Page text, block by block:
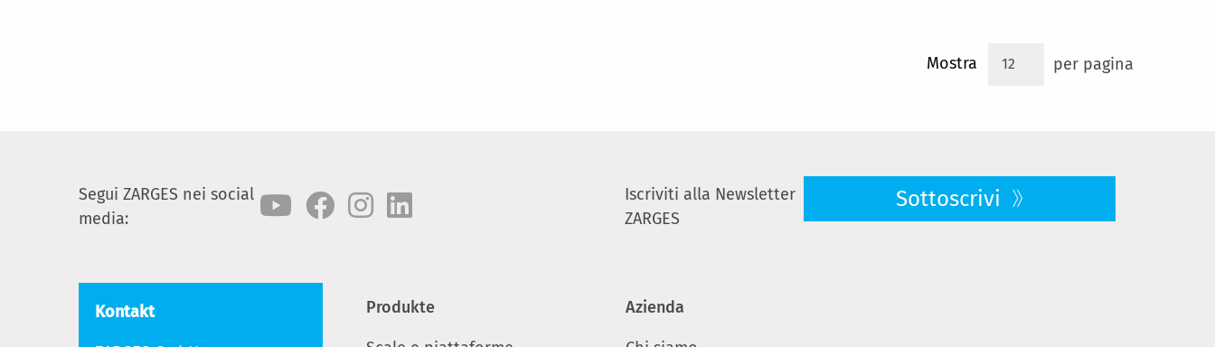
Mostra per pagina
Segui ZARGES nei social
media:
Iscriviti alla Newsletter
ZARGES
Sottoscrivi
Kontakt Produkte Azienda